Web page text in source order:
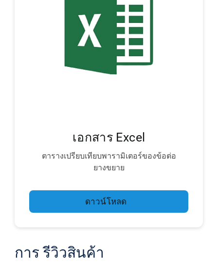
เอกสาร Excel
ตารางเปรียบเทียบพารามิเตอร์ของข้อต่อ
ยางขยาย
ดาวน์โหลด
การ รีวิวสินค้า